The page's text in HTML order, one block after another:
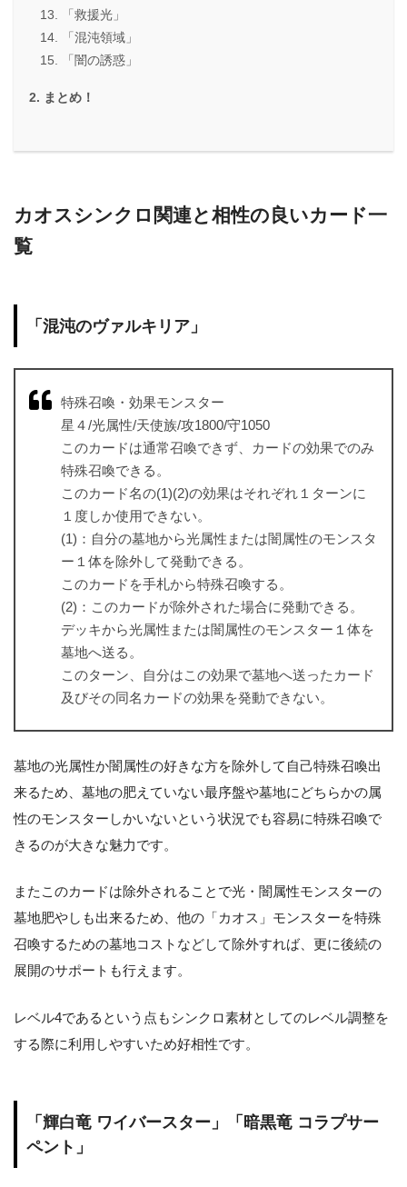
「救援光」
「混沌領域」
「闇の誘惑」
まとめ！
カオスシンクロ関連と相性の良いカード一
覧
「混沌のヴァルキリア」
特殊召喚・効果モンスター
星４/光属性/天使族/攻1800/守1050
このカードは通常召喚できず、カードの効果でのみ
特殊召喚できる。
このカード名の(1)(2)の効果はそれぞれ１ターンに
１度しか使用できない。
(1)：自分の墓地から光属性または闇属性のモンスタ
ー１体を除外して発動できる。
このカードを手札から特殊召喚する。
(2)：このカードが除外された場合に発動できる。
デッキから光属性または闇属性のモンスター１体を
墓地へ送る。
このターン、自分はこの効果で墓地へ送ったカード
及びその同名カードの効果を発動できない。
墓地の光属性か闇属性の好きな方を除外して自己特殊召喚出
来るため、墓地の肥えていない最序盤や墓地にどちらかの属
性のモンスターしかいないという状況でも容易に特殊召喚で
きるのが大きな魅力です。
またこのカードは除外されることで光・闇属性モンスターの
墓地肥やしも出来るため、他の「カオス」モンスターを特殊
召喚するための墓地コストなどして除外すれば、更に後続の
展開のサポートも行えます。
レベル4であるという点もシンクロ素材としてのレベル調整を
する際に利用しやすいため好相性です。
「輝白竜 ワイバースター」「暗黒竜 コラプサー
ペント」